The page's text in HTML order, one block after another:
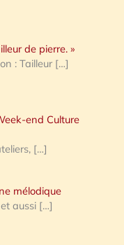
de pierre. »
: Tailleur […]
end Culture
[…]
mélodique
aussi […]